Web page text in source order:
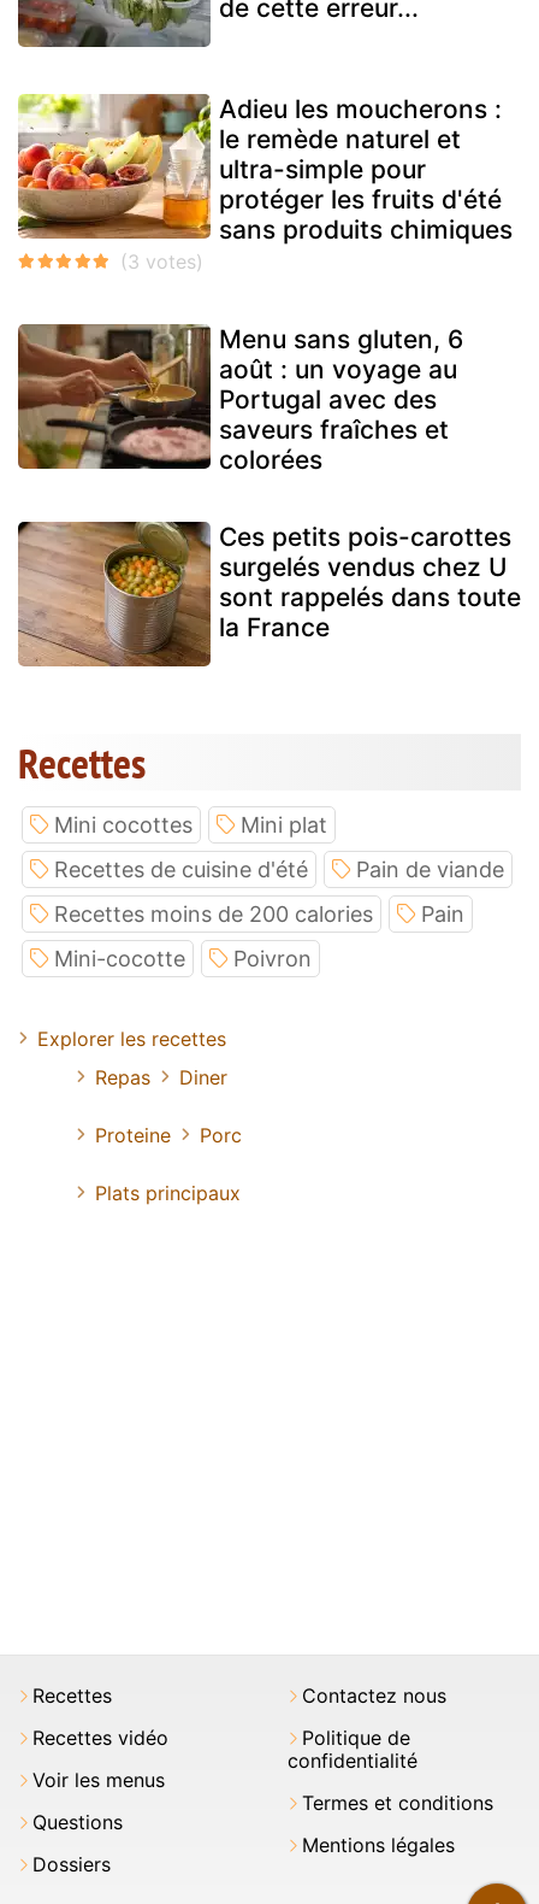
de cette erreur...
Adieu les moucherons :
le remède naturel et
ultra-simple pour
protéger les fruits d'été
sans produits chimiques
Menu sans gluten, 6
août : un voyage au
Portugal avec des
saveurs fraîches et
colorées
Ces petits pois-carottes
surgelés vendus chez U
sont rappelés dans toute
la France
Recettes
Mini cocottes
Mini plat
Recettes de cuisine d'été
Pain de viande
Recettes moins de 200 calories
Pain
Mini-cocotte
Poivron
Explorer les recettes
Repas
Diner
Proteine Porc
Plats principaux
Recettes
Recettes vidéo
Voir les menus
Questions
Dossiers
Contactez nous
Politique de
confidentialité
Termes et conditions
Mentions légales